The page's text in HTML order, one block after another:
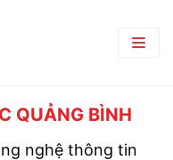
QUẢNG BÌNH
nghệ thông tin